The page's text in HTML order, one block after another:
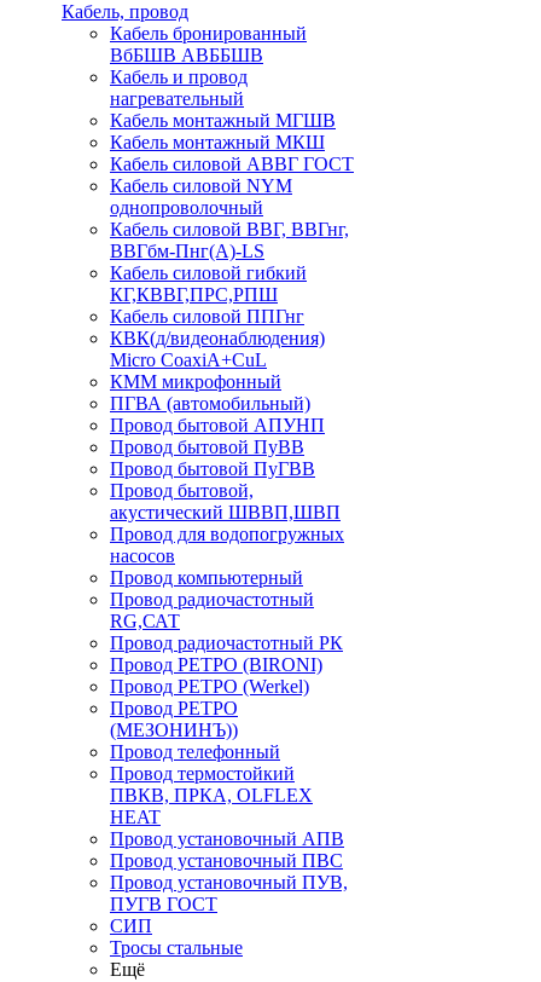
Кабель, провод
Кабель бронированный
ВбБШВ АВББШВ
Кабель и провод
нагревательный
Кабель монтажный МГШВ
Кабель монтажный МКШ
Кабель силовой АВВГ ГОСТ
Кабель силовой NYM
однопроволочный
Кабель силовой ВВГ, ВВГнг,
ВВГбм-Пнг(А)-LS
Кабель силовой гибкий
КГ,КВВГ,ПРС,РПШ
Кабель силовой ППГнг
КВК(д/видеонаблюдения)
Micro CoaxiA+CuL
КММ микрофонный
ПГВА (автомобильный)
Провод бытовой АПУНП
Провод бытовой ПуВВ
Провод бытовой ПуГВВ
Провод бытовой,
акустический ШВВП,ШВП
Провод для водопогружных
насосов
Провод компьютерный
Провод радиочастотный
RG,САТ
Провод радиочастотный РК
Провод РЕТРО (BIRONI)
Провод РЕТРО (Werkel)
Провод РЕТРО
(МЕЗОНИНЪ))
Провод телефонный
Провод термостойкий
ПВКВ, ПРКА, OLFLEX
HEAT
Провод установочный АПВ
Провод установочный ПВС
Провод установочный ПУВ,
ПУГВ ГОСТ
СИП
Тросы стальные
Ещё